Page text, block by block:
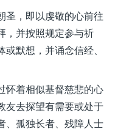
圣，即以虔敬的心前往
，并按照规定参与祈
默想，并诵念信经、
怀着相似基督慈悲的心
友去探望有需要或处于
、孤独长者、残障人士